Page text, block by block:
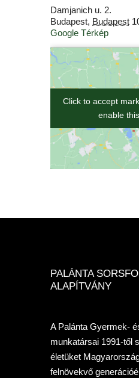
Damjanich u. 2.
Budapest, Budapest
Google Térkép
Click to accept
enable
Click to accept
enable
PALÁNTA
ALAPÍTVÁNY
A Palánta Gyermek-
munkatársai 1991-től
életüket
felnövekvő